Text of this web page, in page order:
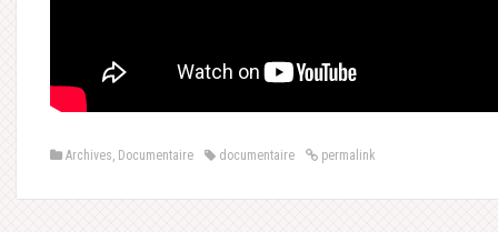
Archives, Documentaire documentaire permalink